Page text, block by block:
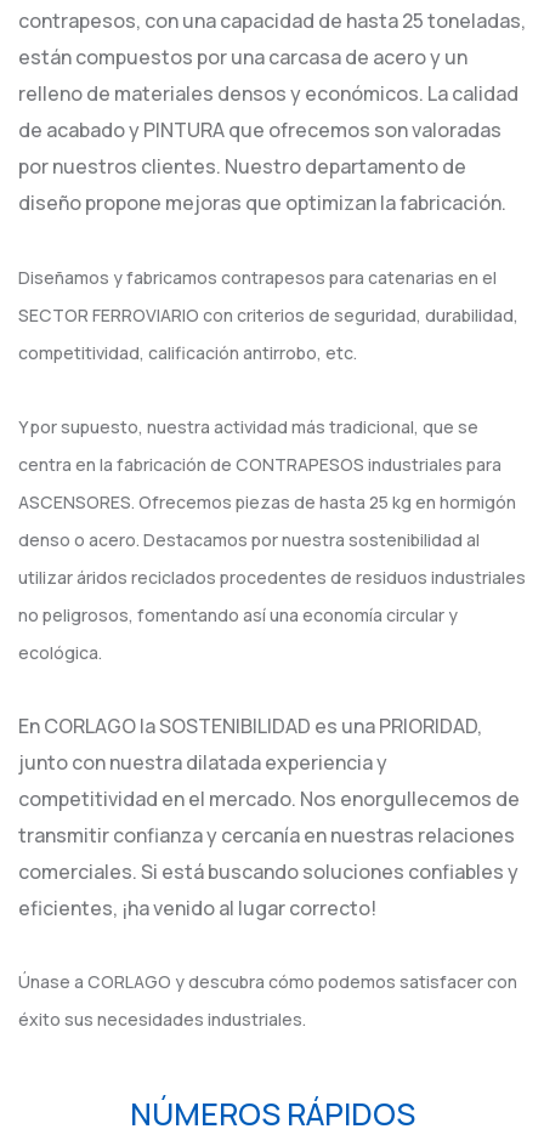
contrapesos, con una capacidad de hasta 25 toneladas,
están compuestos por una carcasa de acero y un
relleno de materiales densos y económicos. La calidad
de acabado y PINTURA que ofrecemos son valoradas
por nuestros clientes. Nuestro departamento de
diseño propone mejoras que optimizan la fabricación.
Diseñamos y fabricamos contrapesos para catenarias en el
SECTOR FERROVIARIO con criterios de seguridad, durabilidad,
competitividad, calificación antirrobo, etc.
Y por supuesto, nuestra actividad más tradicional, que se
centra en la fabricación de CONTRAPESOS industriales para
ASCENSORES. Ofrecemos piezas de hasta 25 kg en hormigón
denso o acero. Destacamos por nuestra sostenibilidad al
utilizar áridos reciclados procedentes de residuos industriales
no peligrosos, fomentando así una economía circular y
ecológica.
En CORLAGO la SOSTENIBILIDAD es una PRIORIDAD,
junto con nuestra dilatada experiencia y
competitividad en el mercado. Nos enorgullecemos de
transmitir confianza y cercanía en nuestras relaciones
comerciales. Si está buscando soluciones confiables y
eficientes, ¡ha venido al lugar correcto!
Únase a CORLAGO y descubra cómo podemos satisfacer con
éxito sus necesidades industriales.
NÚMEROS RÁPIDOS